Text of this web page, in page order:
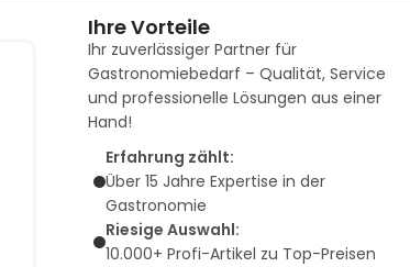
Ihre Vorteile
Ihr zuverlässiger Partner für
Gastronomiebedarf – Qualität, Service
und professionelle Lösungen aus einer
Hand!
Erfahrung zählt:
Über 15 Jahre Expertise in der
Gastronomie
Riesige Auswahl:
10.000+ Profi-Artikel zu Top-Preisen